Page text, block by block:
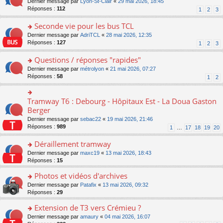
nt
s
ré
e
nt
lu
le
pl
u
s
ré
c
nt
e
n
lu
le
pl
u
s
ré
nt
le
m
e
s
s
a
g
n
o
n
lu
le
u
s
ré
nt
n
s
ult
er
le
m
e
s
s
a
g
e
n
o
n
lu
le
pl
u
s
ré
c
nt
Réponses : 112 1 2 3
o
n
s
ult
er
le
m
e
s
a
g
e
n
lu
le
pl
u
s
ré
c
e
nt
Seconde vie pour les bus TCL
Dernier message par AdriTCL « 28 mai 2026, 12:35
Réponses : 127 1 2 3
o
n
s
ult
er
le
m
e
s
s
a
g
e
n
o
n
lu
le
u
s
Questions / réponses "rapides"
Dernier message par métrolyon « 21 mai 2026, 07:27
Réponses : 58 1 2
o
n
ult
er
le
m
e
s
s
a
g
e
n
o
n
lu
Tramway T6 : Debourg - Hôpitaux Est - La Doua Gaston
Berger
Dernier message par sebac22 « 19 mai 2026, 21:46
Réponses : 989 1 17 18 19 20
o
n
s
ult
er
le
m
e
s
s
Déraillement tramway
Dernier message par maxc19 « 13 mai 2026, 18:43
Réponses : 15
o
n
s
ult
er
Photos et vidéos d'archives
Dernier message par Patafix « 13 mai 2026, 09:32
Réponses : 29
o
Extension de T3 vers Crémieu ?
Dernier message par amaury « 04 mai 2026, 16:07